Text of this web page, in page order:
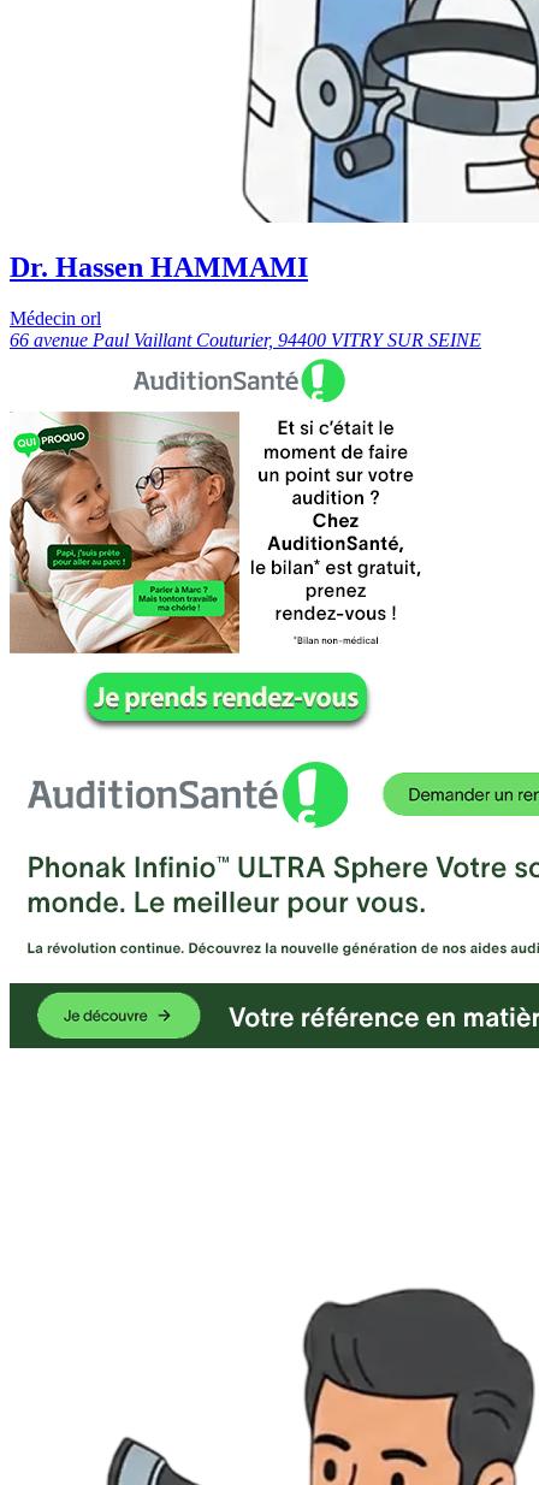
Dr. Hassen HAMMAMI
Médecin orl
66 avenue Paul Vaillant Couturier, 94400 VITRY SUR SEINE